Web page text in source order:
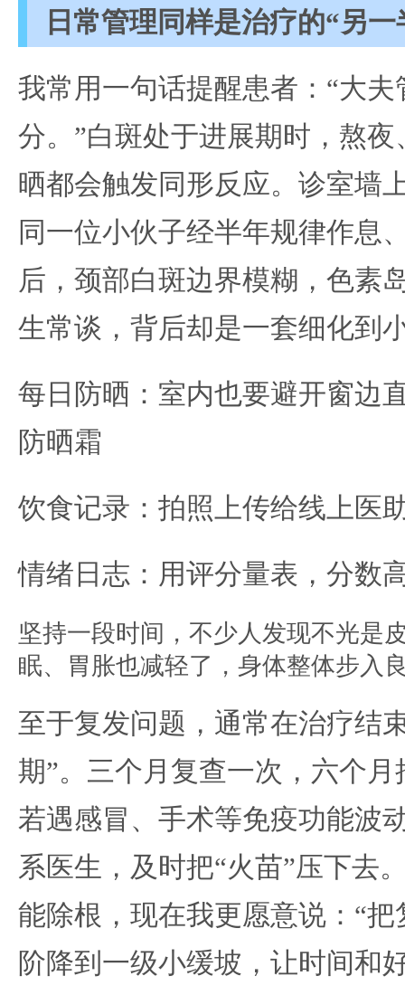
日常管理同样是治疗的“另一
我常用一句话提醒患者：“大
分。”白斑处于进展期时，熬
晒都会触发同形反应。诊室墙
同一位小伙子经半年规律作息
后，颈部白斑边界模糊，色素
生常谈，背后却是一套细化到
每日防晒：室内也要避开窗边
防晒霜
饮食记录：拍照上传给线上医
情绪日志：用评分量表，分数
坚持一段时间，不少人发现不光是
眠、胃胀也减轻了，身体整体步入
至于复发问题，通常在治疗结
期”。三个月复查一次，六个
若遇感冒、手术等免疫功能波
系医生，及时把“火苗”压下去
能除根，现在我更愿意说：“
阶降到一级小缓坡，让时间和